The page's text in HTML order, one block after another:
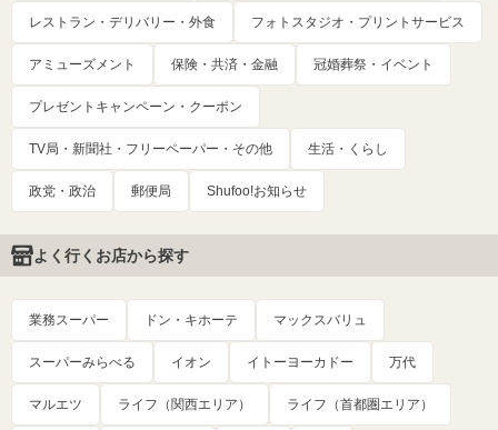
レストラン・デリバリー・外食 フォトスタジオ・プリントサービス
アミューズメント 保険・共済・金融 冠婚葬祭・イベント
プレゼントキャンペーン・クーポン
TV局・新聞社・フリーペーパー・その他 生活・くらし
政党・政治 郵便局 Shufoo!お知らせ
よく行くお店から探す
業務スーパー ドン・キホーテ マックスバリュ
スーパーみらべる イオン イトーヨーカドー 万代
マルエツ ライフ（関西エリア） ライフ（首都圏エリア）